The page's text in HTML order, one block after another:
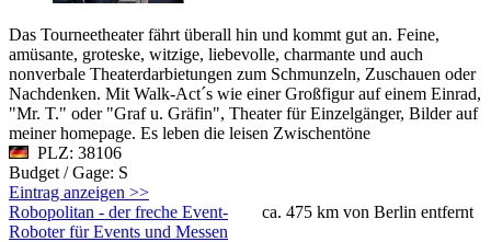
Das Tourneetheater fährt überall hin und kommt gut an. Feine,
amüsante, groteske, witzige, liebevolle, charmante und auch
nonverbale Theaterdarbietungen zum Schmunzeln, Zuschauen oder
Nachdenken. Mit Walk-Act´s wie einer Großfigur auf einem Einrad,
"Mr. T." oder "Graf u. Gräfin", Theater für Einzelgänger, Bilder auf
meiner homepage. Es leben die leisen Zwischentöne
PLZ: 38106
Budget / Gage: S
Eintrag anzeigen >>
ca. 475 km von Berlin entfernt
Robopolitan - der freche Event-
Roboter für Events und Messen